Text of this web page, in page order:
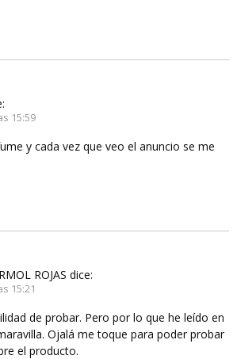
15:59
y cada vez que veo el anuncio se me
ROJAS dice:
15:21
de probar. Pero por lo que he leído en
Ojalá me toque para poder probar
el producto.